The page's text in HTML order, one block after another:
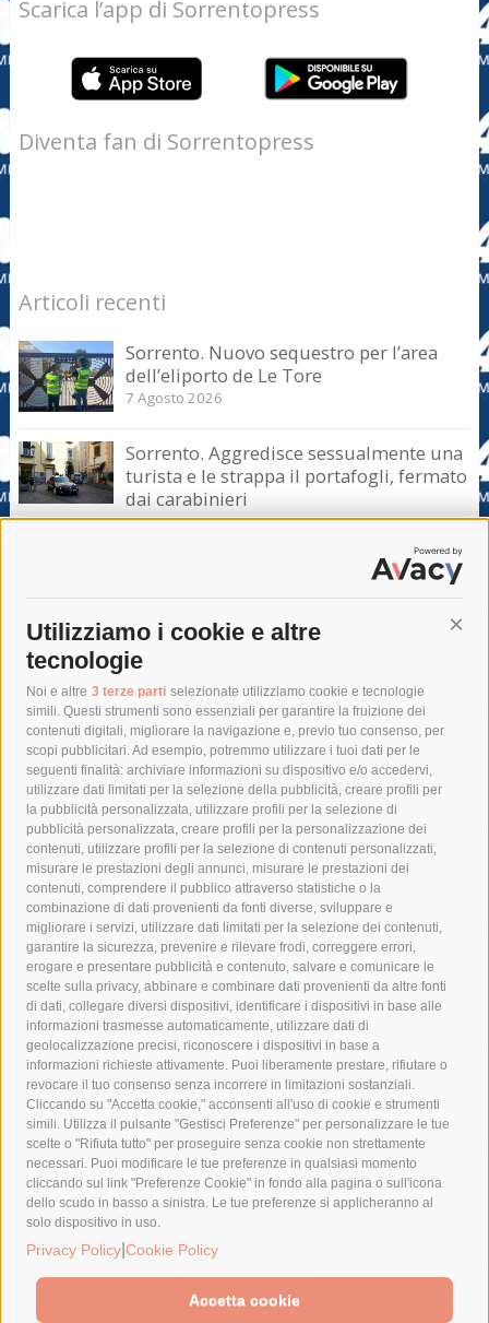
Utilizziamo i cookie e altre
tecnologie
Noi e altre 3 terze parti selezionate utilizziamo cookie e tecnologie
simili. Questi strumenti sono essenziali per garantire la fruizione dei
contenuti digitali, migliorare la navigazione e, previo tuo consenso, per
scopi pubblicitari. Ad esempio, potremmo utilizzare i tuoi dati per le
seguenti finalità: archiviare informazioni su dispositivo e/o accedervi,
utilizzare dati limitati per la selezione della pubblicità, creare profili per
la pubblicità personalizzata, utilizzare profili per la selezione di
pubblicità personalizzata, creare profili per la personalizzazione dei
contenuti, utilizzare profili per la selezione di contenuti personalizzati,
misurare le prestazioni degli annunci, misurare le prestazioni dei
contenuti, comprendere il pubblico attraverso statistiche o la
combinazione di dati provenienti da fonti diverse, sviluppare e
migliorare i servizi, utilizzare dati limitati per la selezione dei contenuti,
garantire la sicurezza, prevenire e rilevare frodi, correggere errori,
erogare e presentare pubblicità e contenuto, salvare e comunicare le
scelte sulla privacy, abbinare e combinare dati provenienti da altre fonti
di dati, collegare diversi dispositivi, identificare i dispositivi in base alle
informazioni trasmesse automaticamente, utilizzare dati di
geolocalizzazione precisi, riconoscere i dispositivi in base a
informazioni richieste attivamente. Puoi liberamente prestare, rifiutare o
revocare il tuo consenso senza incorrere in limitazioni sostanziali.
Cliccando su "Accetta cookie," acconsenti all'uso di cookie e strumenti
simili. Utilizza il pulsante "Gestisci Preferenze" per personalizzare le tue
scelte o "Rifiuta tutto" per proseguire senza cookie non strettamente
necessari. Puoi modificare le tue preferenze in qualsiasi momento
cliccando sul link "Preferenze Cookie" in fondo alla pagina o sull'icona
dello scudo in basso a sinistra. Le tue preferenze si applicheranno al
solo dispositivo in uso.
Privacy Policy Cookie Policy
Accetta cookie
Scarica l’app di Sorrentopress
Diventa fan di Sorrentopress
Articoli recenti
Sorrento. Nuovo sequestro per l’area
dell’eliporto de Le Tore
7 Agosto 2026
Sorrento. Aggredisce sessualmente una
turista e le strappa il portafogli, fermato
dai carabinieri
7 Agosto 2026
Sant’Agnello. Serata evento nel ricordo
Tag
acqua allerta meteo
anas
area marina protetta di punta campanella
arresto
Asl Napoli 3 sud
capitaneria di porto capri
carabinieri
castellammare di stabia
circumvesuviana
comune di sorrento
concerto
contagi
costiera amalfitana
covid-19 eav
elezioni
fondazione sorrento
gori guardia costiera
incidente
lavori
lorenzo balducelli mare
massa lubrense
massimo coppola
Meta napoli
ordinanza
penisola sorrentina
piano di sorrento
polizia municipale
protezione civile
Regione Campania
sant'agnello
sindaco cuomo
sorrento studenti temporali
treni
turismo
Vico Equense villa fiorentino vincenzo de luca
© 2015 SorrentoPress. All rights reserved.
Il giornale online della Penisola Sorrentina
Cookie Policy